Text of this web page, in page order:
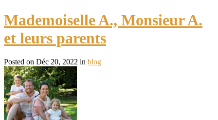
Mademoiselle A., Monsieur A.
et leurs parents
Posted on Déc 20, 2022 in blog